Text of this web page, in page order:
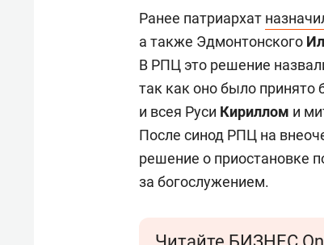
Ранее патриархат
а также Эдмонтонского
В РПЦ это решение
так как оно было принято
и всея Руси Кириллом и
После синод РПЦ на
решение о приостановке
за богослужением.